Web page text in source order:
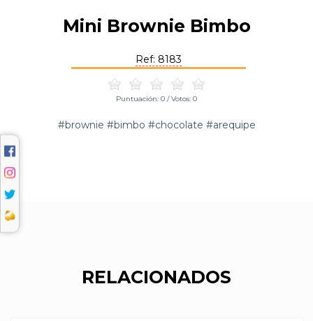
Mini Brownie Bimbo
Ref: 8183
Puntuación: 0 / Votos: 0
#brownie #bimbo #chocolate #arequipe
RELACIONADOS